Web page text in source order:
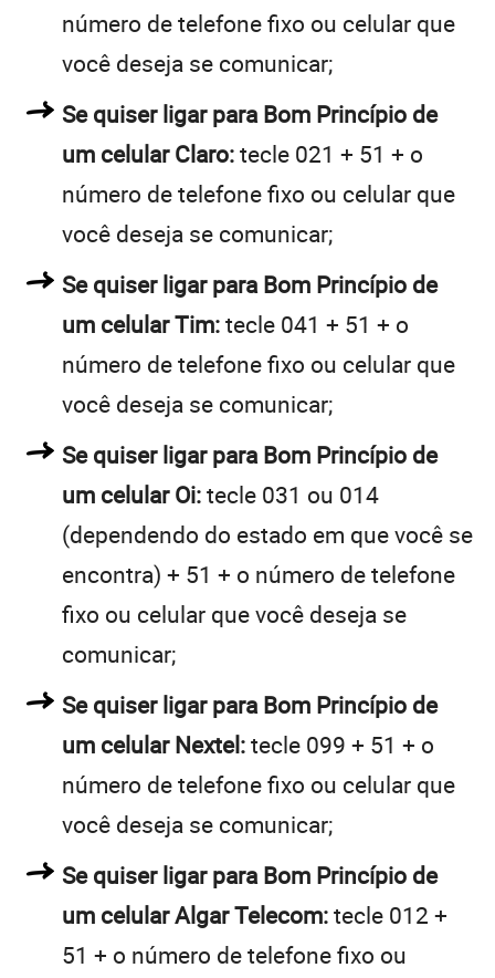
número de telefone fixo ou celular que
você deseja se comunicar;
Se quiser ligar para Bom Princípio de
um celular Claro:tecle 021 + 51 + o
número de telefone fixo ou celular que
você deseja se comunicar;
Se quiser ligar para Bom Princípio de
um celular Tim:tecle 041 + 51 + o
número de telefone fixo ou celular que
você deseja se comunicar;
Se quiser ligar para Bom Princípio de
um celular Oi:tecle 031 ou 014
(dependendo do estado em que você se
encontra) + 51 + o número de telefone
fixo ou celular que você deseja se
comunicar;
Se quiser ligar para Bom Princípio de
um celular Nextel:tecle 099 + 51 + o
número de telefone fixo ou celular que
você deseja se comunicar;
Se quiser ligar para Bom Princípio de
um celular Algar Telecom:tecle 012 +
51 + o número de telefone fixo ou